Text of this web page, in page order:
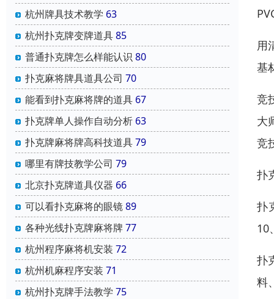
杭州牌具技术教学 63
杭州扑克牌变牌道具85
普通扑克牌怎么样能认识 80
扑克麻将牌具道具公司 70
能看到扑克麻将牌的道具 67
扑克牌单人操作自动分析 63
扑克牌麻将牌高科技道具79
哪里有牌技教学公司 79
北京扑克牌道具仪器 66
可以看扑克麻将的眼镜89
各种光线扑克牌麻将牌77
杭州程序麻将机安装 72
杭州机麻程序安装 71
杭州扑克牌手法教学 75
用
基
竞
大
竞
扑
扑
10
扑
料